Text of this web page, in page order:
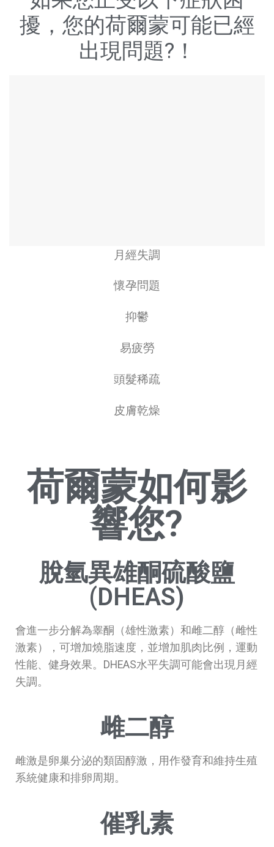
擾，您的荷爾蒙可能已經
出現問題?！
月經失調
懷孕問題
抑鬱
易疲勞
頭髮稀疏
皮膚乾燥
荷爾蒙如何影
響您?
脫氫異雄酮硫酸鹽
(DHEAS)
會進一步分解為睾酮（雄性激素）和雌二醇（雌性
激素），可增加燒脂速度，並增加肌肉比例，運動
性能、健身效果。DHEAS水平失調可能會出現月經
失調。
雌二醇
雌激是卵巢分泌的類固醇激，用作發育和維持生殖
系統健康和排卵周期。
催乳素